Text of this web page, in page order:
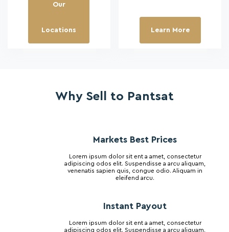
Our
Locations Learn More
Why Sell to Pantsat
Markets Best Prices
Lorem ipsum dolor sit ent a amet, consectetur
adipiscing odos elit. Suspendisse a arcu aliquam,
venenatis sapien quis, congue odio. Aliquam in
eleifend arcu.
Instant Payout
Lorem ipsum dolor sit ent a amet, consectetur
adipiscing odos elit. Suspendisse a arcu aliquam,